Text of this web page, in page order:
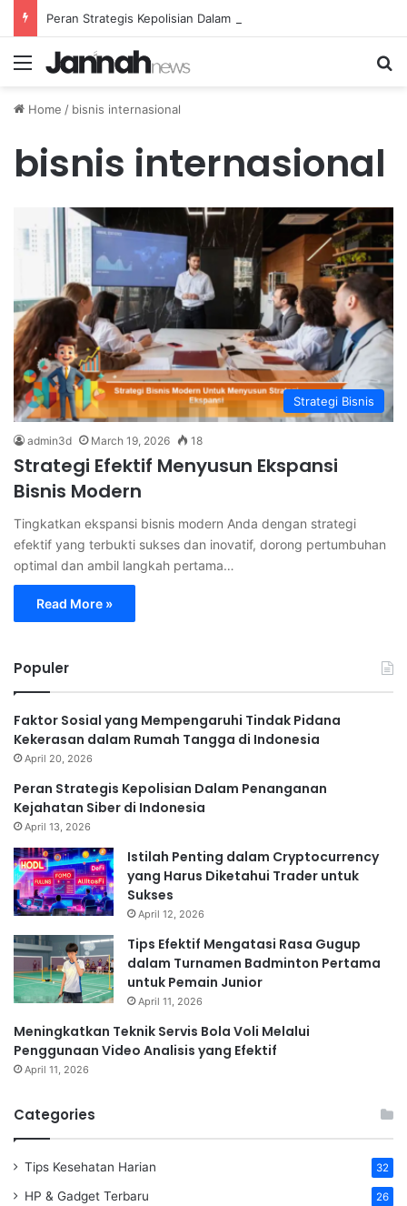
Menu
Home / bisnis internasional
bisnis internasional
Strategi Bisnis
admin3d March 19, 2026 18
Strategi Efektif Menyusun Ekspansi
Bisnis Modern
Tingkatkan ekspansi bisnis modern Anda dengan strategi
efektif yang terbukti sukses dan inovatif, dorong pertumbuhan
optimal dan ambil langkah pertama…
Read More »
Populer
Faktor Sosial yang Mempengaruhi Tindak Pidana
Kekerasan dalam Rumah Tangga di Indonesia
April 20, 2026
Peran Strategis Kepolisian Dalam Penanganan
Kejahatan Siber di Indonesia
April 13, 2026
Istilah Penting dalam Cryptocurrency
yang Harus Diketahui Trader untuk
Sukses
April 12, 2026
Tips Efektif Mengatasi Rasa Gugup
dalam Turnamen Badminton Pertama
untuk Pemain Junior
April 11, 2026
Meningkatkan Teknik Servis Bola Voli Melalui
Penggunaan Video Analisis yang Efektif
April 11, 2026
Categories
Tips Kesehatan Harian 32
HP & Gadget Terbaru 26